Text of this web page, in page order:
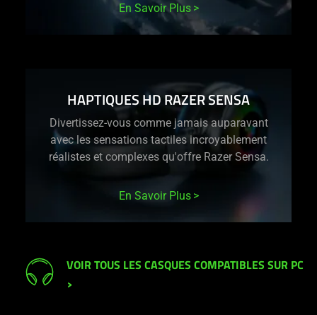
En Savoir Plus
HAPTIQUES HD RAZER SENSA
Divertissez-vous comme jamais auparavant
avec les sensations tactiles incroyablement
réalistes et complexes qu'offre Razer Sensa.
En Savoir Plus
VOIR TOUS LES CASQUES COMPATIBLES SUR PC
>